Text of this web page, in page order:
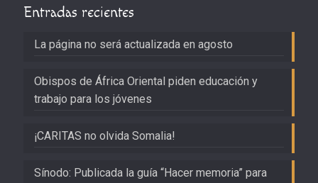
Entradas recientes
La página no será actualizada en agosto
Obispos de África Oriental piden educación y
trabajo para los jóvenes
¡CARITAS no olvida Somalia!
Sínodo: Publicada la guía “Hacer memoria” para